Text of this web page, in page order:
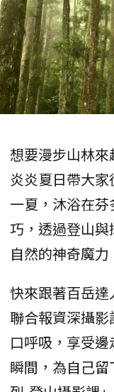
想要漫步山林
炎炎夏日帶大
一夏，沐浴在
巧，透過登山
自然的神奇魔力
快來跟著百岳
聯合報資深攝
口呼吸，享受
瞬間，為自己